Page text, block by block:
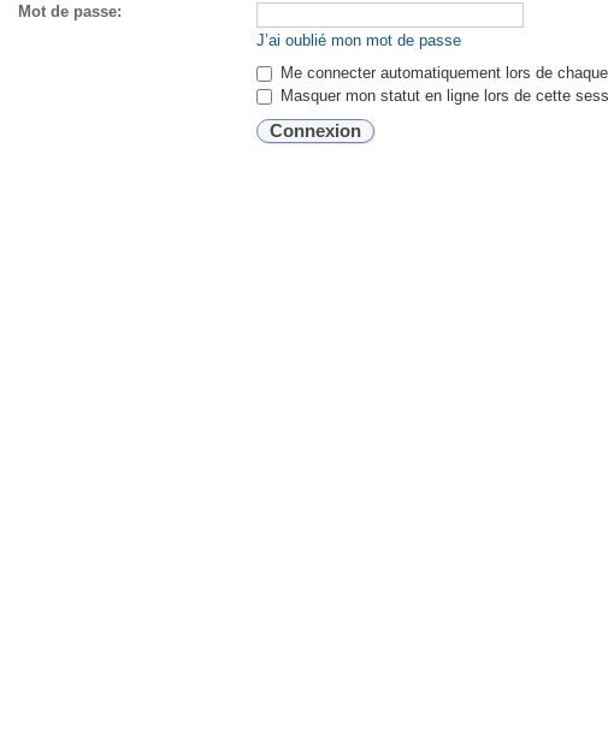
Mot de passe:
J’ai oublié mon mot de passe
Me connecter automatiquement lors de
Masquer mon statut en ligne lors de cette